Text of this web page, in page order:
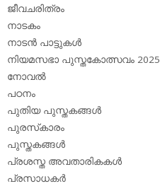
ജീവചരിത്രം
നാടകം
നാടന്‍ പാട്ടുകള്‍
നിയമസഭാ പുസ്തകോത്സവം 2025
നോവല്‍
പഠനം
പുതിയ പുസ്തകങ്ങള്‍
പുരസ്‌കാരം
പുസ്തകങ്ങള്‍
പ്രശസ്ത അവതാരികകള്‍
പ്രസാധകര്‍